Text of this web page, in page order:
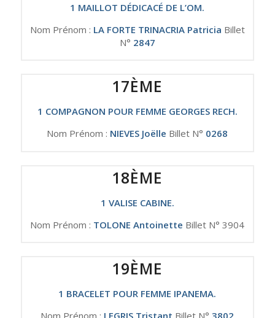
1 MAILLOT DÉDICACÉ DE L’OM.
Nom Prénom : LA FORTE TRINACRIA Patricia Billet
N° 2847
17ÈME
1 COMPAGNON POUR FEMME GEORGES RECH.
Nom Prénom : NIEVES Joëlle Billet N° 0268
18ÈME
1 VALISE CABINE.
Nom Prénom : TOLONE Antoinette Billet N° 3904
19ÈME
1 BRACELET POUR FEMME IPANEMA.
Nom Prénom : LEGRIS Tristant Billet N°3802